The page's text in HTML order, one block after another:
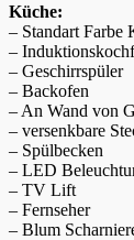
Küche:
– Standart Farbe
–
– Geschirrspüler
– Backofen
– An Wand von
– versenkbare
– Spülbecken
– LED
– TV Lift
– Fernseher
– Blum